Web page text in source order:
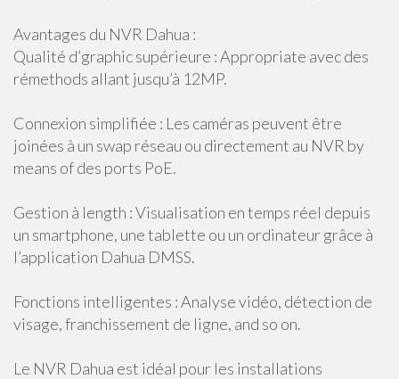
Avantages du NVR Dahua :
Qualité d’graphic supérieure : Appropriate avec des
rémethods allant jusqu’à 12MP.
Connexion simplifiée : Les caméras peuvent être
joinées à un swap réseau ou directement au NVR by
means of des ports PoE.
Gestion à length : Visualisation en temps réel depuis
un smartphone, une tablette ou un ordinateur grâce à
l’application Dahua DMSS.
Fonctions intelligentes : Analyse vidéo, détection de
visage, franchissement de ligne, and so on.
Le NVR Dahua est idéal pour les installations